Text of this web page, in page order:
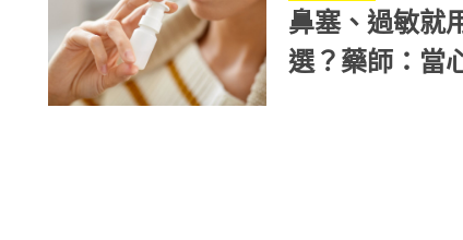
鼻塞、過敏就
選？藥師：當